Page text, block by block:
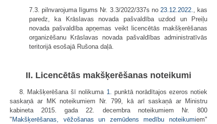
7.3. pilnvarojuma līgums Nr. 3.3/2022/337s no 23.12.2022.
, kas
paredz, ka Krāslavas novada pašvaldība uzdod un Preiļu
novada pašvaldība apņemas veikt licencētās makšķerēšanas
organizēšanu Krāslavas novada pašvaldības administratīvās
teritorijā esošajā Rušona daļā.
II. Licencētās makšķerēšanas noteikumi
8. Makšķerēšana šī nolikuma 1. punktā norādītajos ezeros notiek
saskaņā ar MK noteikumiem Nr. 799, kā arī saskaņā ar Ministru
kabineta 2015. gada 22. decembra noteikumiem Nr. 800
" Makšķerēšanas, vēžošanas un zemūdens medību noteikumiem"